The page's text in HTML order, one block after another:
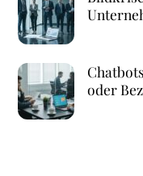
oder